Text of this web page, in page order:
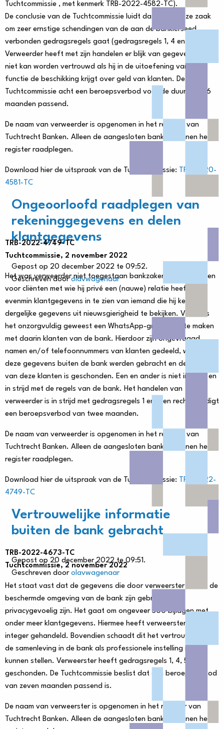
Tuchtcommissie , met kenmerk TRB-2022-4582-TC).
De conclusie van de Tuchtcommissie luidt dat het in deze zaak
om zeer ernstige schendingen van de aan de bankierseed
verbonden gedragsregels gaat (gedragsregels 1, 4 en 7).
Verweerder heeft met zijn handelen er blijk van gegeven dat hij
niet kan worden vertrouwd als hij in de uitoefening van zijn
functie de beschikking krijgt over geld van klanten. De
Tuchtcommissie acht een beroepsverbod voor de duur van 36
maanden passend.
De naam van verweerder is opgenomen in het register van
Tuchtrecht Banken. Alleen de aangesloten banken kunnen het
register raadplegen.
Download hier de uitspraak van de Tuchtcommissie: TRB-2020-
4581-TC
Ongeoorloofd raadplegen van
rekeninggegevens en delen
klantgegevens
Gepost op 20 december 2022 te 09:52.
Geschreven doorolavwagenaar
TRB-2022-4749-TC
Tuchtcommissie, 2 november 2022
Het was verweerder niet toegestaan bankzaken te behandelen
voor cliënten met wie hij privé een (nauwe) relatie heeft en
evenmin klantgegevens in te zien van iemand die hij kent, of
dergelijke gegevens uit nieuwsgierigheid te bekijken. Verder is
het onzorgvuldig geweest een WhatsApp-groep aan te maken
met daarin klanten van de bank. Hierdoor zijn ongevraagd
namen en/of telefoonnummers van klanten gedeeld, waardoor
deze gegevens buiten de bank werden gebracht en de privacy
van deze klanten is geschonden. Een en ander is niet integer en
in strijd met de regels van de bank. Het handelen van
verweerder is in strijd met gedragsregels 1 en 4 en rechtvaardigt
een beroepsverbod van twee maanden.
De naam van verweerder is opgenomen in het register van
Tuchtrecht Banken. Alleen de aangesloten banken kunnen het
register raadplegen.
Download hier de uitspraak van de Tuchtcommissie: TRB-2022-
4749-TC
Vertrouwelijke informatie
buiten de bank gebracht
Gepost op 20 december 2022 te 09:51.
Geschreven door olavwagenaar
TRB-2022-4673-TC
Tuchtcommissie, 2 november 2022
Het staat vast dat de gegevens die door verweerster buiten de
beschermde omgeving van de bank zijn gebracht zeer
privacygevoelig zijn. Het gaat om ongeveer 500 bijlagen met
onder meer klantgegevens. Hiermee heeft verweerster niet
integer gehandeld. Bovendien schaadt dit het vertrouwen dat
de samenleving in de bank als professionele instelling moet
kunnen stellen. Verweerster heeft gedragsregels 1, 4, 5 en 7
geschonden. De Tuchtcommissie beslist dat een beroepsverbod
van zeven maanden passend is.
De naam van verweerster is opgenomen in het register van
Tuchtrecht Banken. Alleen de aangesloten banken kunnen het